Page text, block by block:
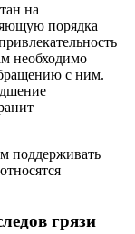
на
порядка
необходимо
с ним.
поддерживать
грязи